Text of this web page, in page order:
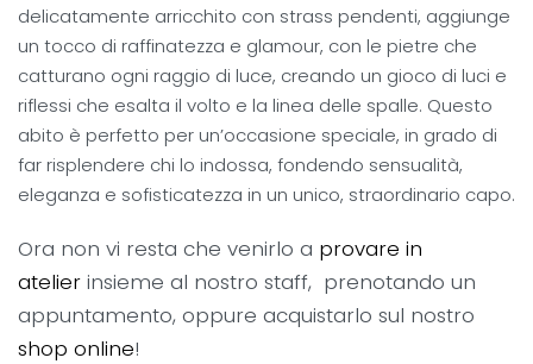
delicatamente arricchito con strass pendenti, aggiunge
un tocco di raffinatezza e glamour, con le pietre che
catturano ogni raggio di luce, creando un gioco di luci e
riflessi che esalta il volto e la linea delle spalle. Questo
abito è perfetto per un’occasione speciale, in grado di
far risplendere chi lo indossa, fondendo sensualità,
eleganza e sofisticatezza in un unico, straordinario capo.
Ora non vi resta che venirlo a provare in
atelier insieme al nostro staff, prenotando un
appuntamento, oppure acquistarlo sul nostro
shop online!